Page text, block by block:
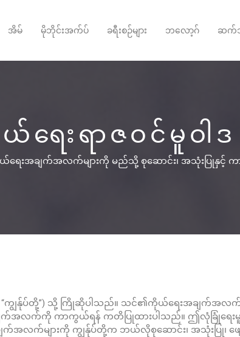
အိမ် မိုဘိုင်းအက်ပ် ခရီးစဉ်များ ဘလော့ဂ် ဆက်
ရေးရာဇဝင်မူဝါဒ
းအချက်အလက်များကို မည်သို့ စုဆောင်း၊ အသုံးပြုနှင့်
မဟုတ် “ကျွန်ုပ်တို့”) သို့ ကြိုဆိုပါသည်။ သင်၏ကိုယ်ရေးအချက်
က်အလက်ကို ကာကွယ်ရန် ကတိပြုထားပါသည်။ ဤလုံခြုံရေ
အလက်များကို ကျွန်ုပ်တို့က ဘယ်လိုစုဆောင်း၊ အသုံးပြု၊ ဖျ